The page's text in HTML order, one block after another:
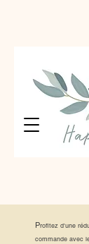
Profitez d'une
commande avec